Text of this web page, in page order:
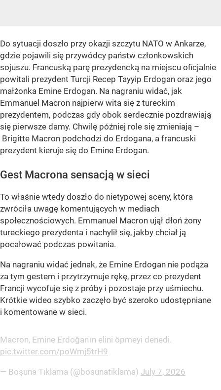
Do sytuacji doszło przy okazji szczytu NATO w Ankarze,
gdzie pojawili się przywódcy państw członkowskich
sojuszu. Francuską parę prezydencką na miejscu oficjalnie
powitali prezydent Turcji Recep Tayyip Erdogan oraz jego
małżonka Emine Erdogan. Na nagraniu widać, jak
Emmanuel Macron najpierw wita się z tureckim
prezydentem, podczas gdy obok serdecznie pozdrawiają
się pierwsze damy. Chwilę później role się zmieniają –
Brigitte Macron podchodzi do Erdogana, a francuski
prezydent kieruje się do Emine Erdogan.
Gest Macrona sensacją w sieci
To właśnie wtedy doszło do nietypowej sceny, która
zwróciła uwagę komentujących w mediach
społecznościowych. Emmanuel Macron ujął dłoń żony
tureckiego prezydenta i nachylił się, jakby chciał ją
pocałować podczas powitania.
Na nagraniu widać jednak, że Emine Erdogan nie podąża
za tym gestem i przytrzymuje rękę, przez co prezydent
Francji wycofuje się z próby i pozostaje przy uśmiechu.
Krótkie wideo szybko zaczęło być szeroko udostępniane
i komentowane w sieci.
Macron, Emine Erdoğan'ın elini öpmeyi denedi.
pic.twitter.com/poWmj5trH9
— Boşuna Tıklama (@bosunatiklama) July 7, 2026